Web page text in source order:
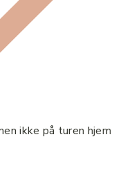
ikke på turen hjem